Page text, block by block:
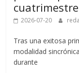
cuatrimestre
2026-07-20
Tras una exitosa
modalidad
durante